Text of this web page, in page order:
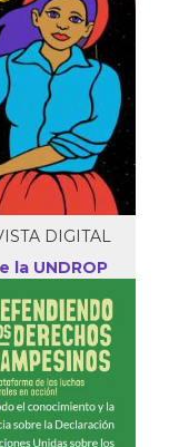
DIGITAL
la UNDROP